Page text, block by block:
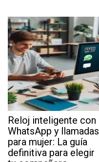
Reloj inteligente con
WhatsApp y llamadas
para mujer: La guía
definitiva para elegir